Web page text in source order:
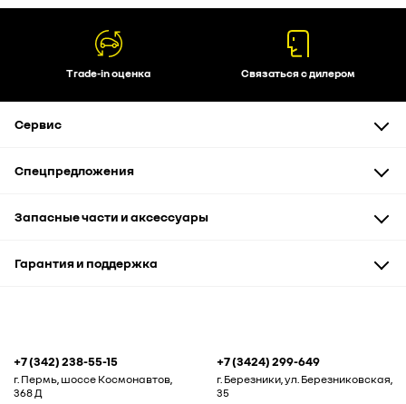
Trade-in оценка Связаться с дилером
Сервис
Диагностика и ремонт
Бонусная карта "Дружим"
Спецпредложения
Запчасти и аксессуары
Рассрочка
Запасные части и аксессуары
Аксессуары и сувениры
Гарантия и поддержка
+7 (342) 238-55-15
г. Пермь, шоссе Космонавтов,
368 Д
+7 (3424) 299-649
г. Березники, ул. Березниковская,
35